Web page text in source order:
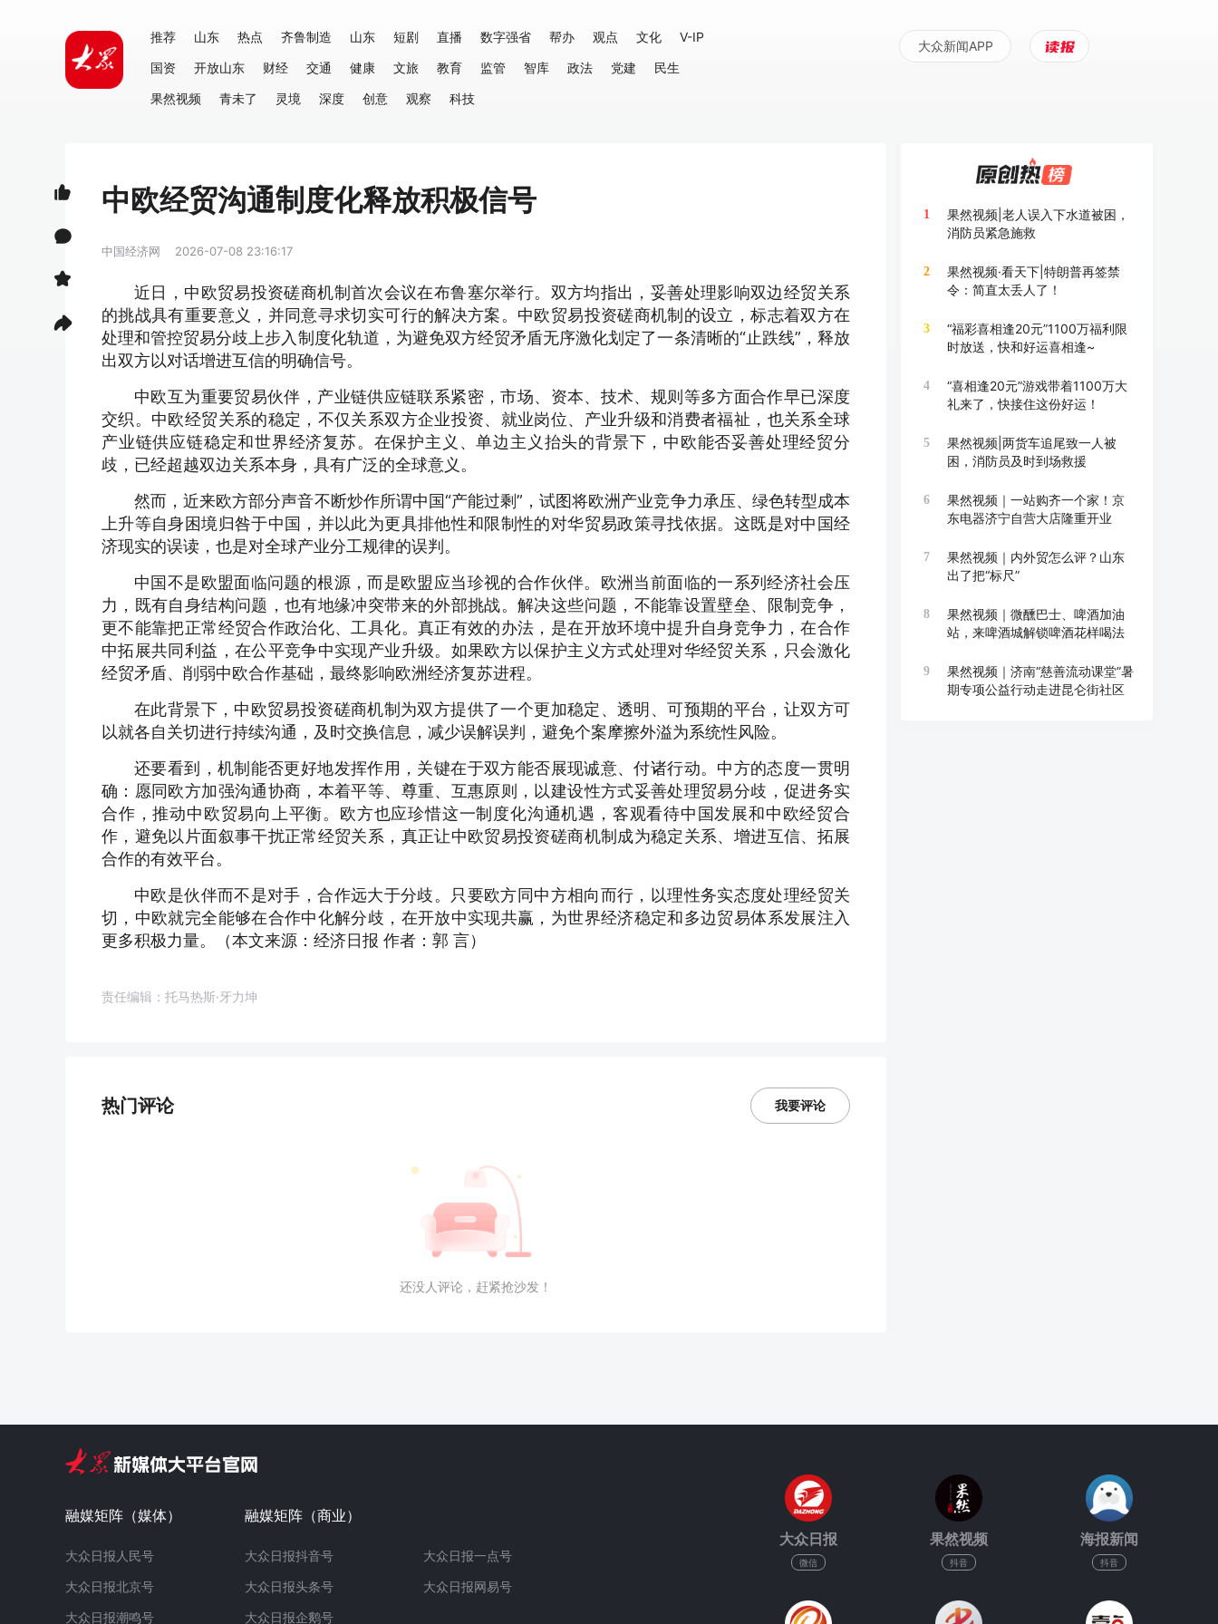
推荐 山东 热点 齐鲁制造 山东 短剧 直播 数字强省 帮办 观点 文化
V-IP
国资
开放山东 财经 交通 健康 文旅 教育 监管 智库 政法 党建
民生
果然视频
青未了 灵境 深度 创意 观察 科技
大众新闻APP
中欧经贸沟通制度化释放积极信号
中国经济网 2026-07-08 23:16:17
近日，中欧贸易投资磋商机制首次会议在布鲁塞尔举行。双方均指出，妥善处理影响双边经贸关系
的挑战具有重要意义，并同意寻求切实可行的解决方案。中欧贸易投资磋商机制的设立，标志着双方在
处理和管控贸易分歧上步入制度化轨道，为避免双方经贸矛盾无序激化划定了一条清晰的“止跌线”，释放
出双方以对话增进互信的明确信号。
中欧互为重要贸易伙伴，产业链供应链联系紧密，市场、资本、技术、规则等多方面合作早已深度
交织。中欧经贸关系的稳定，不仅关系双方企业投资、就业岗位、产业升级和消费者福祉，也关系全球
产业链供应链稳定和世界经济复苏。在保护主义、单边主义抬头的背景下，中欧能否妥善处理经贸分
歧，已经超越双边关系本身，具有广泛的全球意义。
然而，近来欧方部分声音不断炒作所谓中国“产能过剩”，试图将欧洲产业竞争力承压、绿色转型成本
上升等自身困境归咎于中国，并以此为更具排他性和限制性的对华贸易政策寻找依据。这既是对中国经
济现实的误读，也是对全球产业分工规律的误判。
中国不是欧盟面临问题的根源，而是欧盟应当珍视的合作伙伴。欧洲当前面临的一系列经济社会压
力，既有自身结构问题，也有地缘冲突带来的外部挑战。解决这些问题，不能靠设置壁垒、限制竞争，
更不能靠把正常经贸合作政治化、工具化。真正有效的办法，是在开放环境中提升自身竞争力，在合作
中拓展共同利益，在公平竞争中实现产业升级。如果欧方以保护主义方式处理对华经贸关系，只会激化
经贸矛盾、削弱中欧合作基础，最终影响欧洲经济复苏进程。
在此背景下，中欧贸易投资磋商机制为双方提供了一个更加稳定、透明、可预期的平台，让双方可
以就各自关切进行持续沟通，及时交换信息，减少误解误判，避免个案摩擦外溢为系统性风险。
还要看到，机制能否更好地发挥作用，关键在于双方能否展现诚意、付诸行动。中方的态度一贯明
确：愿同欧方加强沟通协商，本着平等、尊重、互惠原则，以建设性方式妥善处理贸易分歧，促进务实
合作，推动中欧贸易向上平衡。欧方也应珍惜这一制度化沟通机遇，客观看待中国发展和中欧经贸合
作，避免以片面叙事干扰正常经贸关系，真正让中欧贸易投资磋商机制成为稳定关系、增进互信、拓展
合作的有效平台。
中欧是伙伴而不是对手，合作远大于分歧。只要欧方同中方相向而行，以理性务实态度处理经贸关
切，中欧就完全能够在合作中化解分歧，在开放中实现共赢，为世界经济稳定和多边贸易体系发展注入
更多积极力量。（本文来源：经济日报 作者：郭 言）
责任编辑：托马热斯·牙力坤
热门评论 我要评论
还没人评论，赶紧抢沙发！
1
果然视频|老人误入下水道被困，
消防员紧急施救
2
果然视频·看天下|特朗普再签禁
令：简直太丢人了！
3
“福彩喜相逢20元”1100万福利限
时放送，快和好运喜相逢~
4
“喜相逢20元”游戏带着1100万大
礼来了，快接住这份好运！
5
果然视频|两货车追尾致一人被
困，消防员及时到场救援
6
果然视频｜一站购齐一个家！京
东电器济宁自营大店隆重开业
7
果然视频｜内外贸怎么评？山东
出了把“标尺”
8
果然视频｜微醺巴士、啤酒加油
站，来啤酒城解锁啤酒花样喝法
9
果然视频｜济南“慈善流动课堂”暑
期专项公益行动走进昆仑街社区
融媒矩阵（媒体）
大众日报人民号
大众日报北京号
大众日报潮鸣号
融媒矩阵（商业）
大众日报抖音号
大众日报头条号
大众日报企鹅号
大众日报一点号
大众日报网易号
大众日报
微信
果然视频
抖音
海报新闻
抖音